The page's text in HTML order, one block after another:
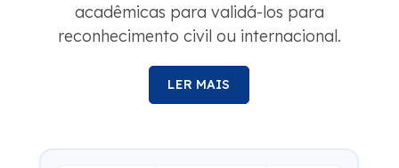
acadêmicas para validá-los para
reconhecimento civil ou internacional.
LER MAIS